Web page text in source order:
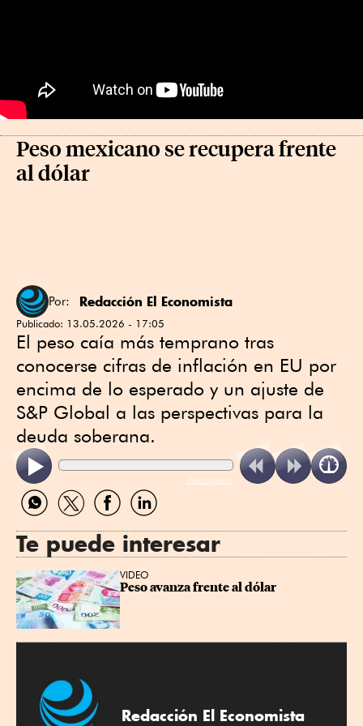
Peso mexicano se recupera frente
al dólar
Por: Redacción El Economista
Publicado: 13.05.2026 - 17:05
El peso caía más temprano tras
conocerse cifras de inflación en EU por
encima de lo esperado y un ajuste de
S&P Global a las perspectivas para la
deuda soberana.
ReadSpeaker
Compartir
por
Compartir
por
Compartir
por
Compartir
por
Te puede interesar
VIDEO
Peso avanza frente al dólar
Redacción El Economista